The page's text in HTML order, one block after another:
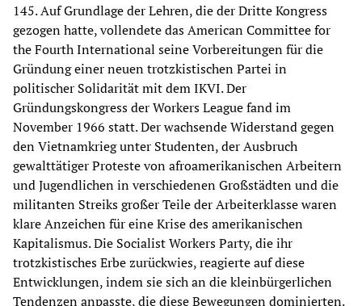
145. Auf Grundlage der Lehren, die der Dritte Kongress
gezogen hatte, vollendete das American Committee for
the Fourth International seine Vorbereitungen für die
Gründung einer neuen trotzkistischen Partei in
politischer Solidarität mit dem IKVI. Der
Gründungskongress der Workers League fand im
November 1966 statt. Der wachsende Widerstand gegen
den Vietnamkrieg unter Studenten, der Ausbruch
gewalttätiger Proteste von afroamerikanischen Arbeitern
und Jugendlichen in verschiedenen Großstädten und die
militanten Streiks großer Teile der Arbeiterklasse waren
klare Anzeichen für eine Krise des amerikanischen
Kapitalismus. Die Socialist Workers Party, die ihr
trotzkistisches Erbe zurückwies, reagierte auf diese
Entwicklungen, indem sie sich an die kleinbürgerlichen
Tendenzen anpasste, die diese Bewegungen dominierten.